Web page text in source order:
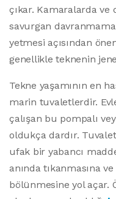
çıkar. Kamaralarda ve
savurgan
yetmesi açısından
genellikle teknenin
Tekne yaşamının en
marin tuvaletlerdir.
çalışan bu pompalı
oldukça dardır.
ufak bir yabancı
anında tıkanmasına
bölünmesine yol açar.